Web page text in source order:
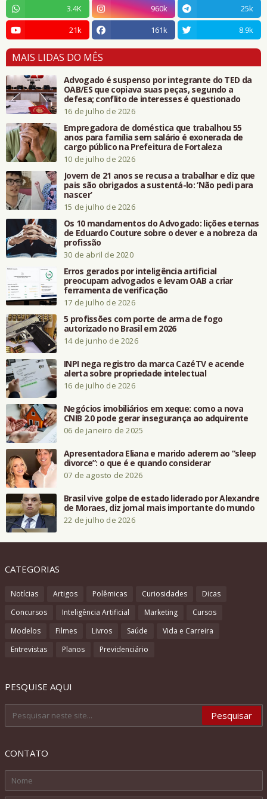
3.4K 960k
25k
21k
161k 8.9k
MAIS LIDAS DO MÊS
Advogado é suspenso por integrante do TED da
OAB/ES que copiava suas peças, segundo a
defesa; conflito de interesses é questionado
16 de julho de 2026
Empregadora de doméstica que trabalhou 55
anos para família sem salário é exonerada de
cargo público na Prefeitura de Fortaleza
10 de julho de 2026
Jovem de 21 anos se recusa a trabalhar e diz que
pais são obrigados a sustentá-lo: ‘Não pedi para
nascer’
15 de julho de 2026
Os 10 mandamentos do Advogado: lições eternas
de Eduardo Couture sobre o dever e a nobreza da
profissão
30 de abril de 2020
Erros gerados por inteligência artificial
preocupam advogados e levam OAB a criar
ferramenta de verificação
17 de julho de 2026
5 profissões com porte de arma de fogo
autorizado no Brasil em 2026
14 de junho de 2026
INPI nega registro da marca CazéTV e acende
alerta sobre propriedade intelectual
16 de julho de 2026
Negócios imobiliários em xeque: como a nova
CNIB 2.0 pode gerar insegurança ao adquirente
06 de janeiro de 2025
Apresentadora Eliana e marido aderem ao “sleep
divorce”: o que é e quando considerar
07 de agosto de 2026
Brasil vive golpe de estado liderado por Alexandre
de Moraes, diz jornal mais importante do mundo
22 de julho de 2026
CATEGORIAS
Notícias Artigos Polêmicas Curiosidades
Dicas
Concursos
Inteligência Artificial Marketing
Cursos
Modelos
Filmes Livros Saúde
Vida e Carreira
Entrevistas
Planos Previdenciário
PESQUISE AQUI
CONTATO